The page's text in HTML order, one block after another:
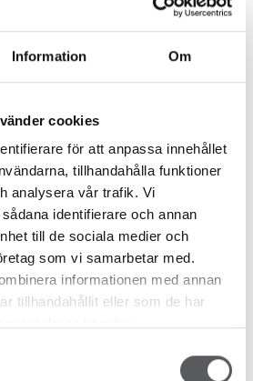
Information Om
cookies
för att anpassa innehållet
tillhandahålla funktioner
analysera vår trafik. Vi
identifierare och annan
till de sociala medier och
som vi samarbetar med.
informationen med annan
tillhandahållit eller som de har
= SANT
perfekta huset mötte det perfekta